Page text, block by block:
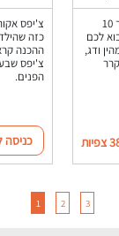
רוטב פטריות לבורקס בשר שמכינים תוך 10
לכם
ודג,
צ'יפס
כזה
ההכנה
צ'יפס
הפנים.
כניסה
1 2 3